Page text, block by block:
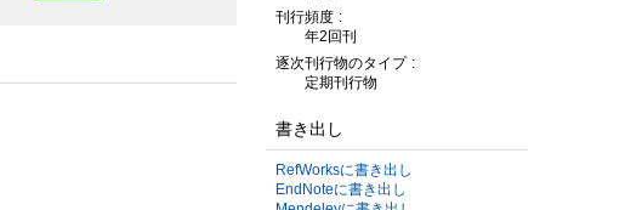
刊行頻度
年2回刊
逐次刊行物のタイプ
定期刊行物
書き出し
RefWorksに書き出し
EndNoteに書き出し